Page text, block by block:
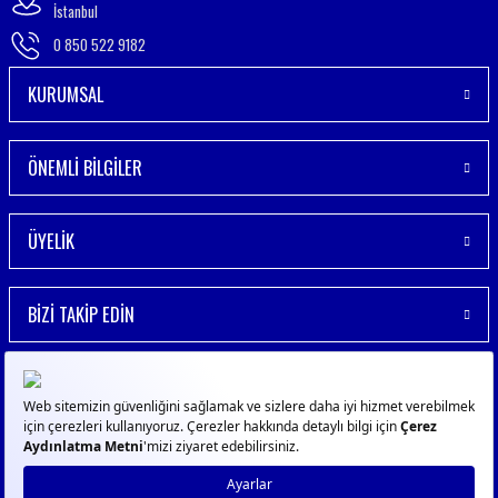
İstanbul
0 850 522 9182
KURUMSAL
ÖNEMLİ BİLGİLER
ÜYELİK
BİZİ TAKİP EDİN